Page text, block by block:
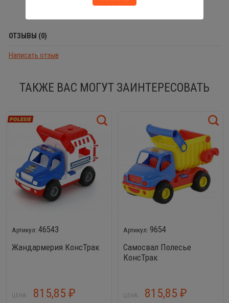
ОТЗЫВЫ (0)
Написать отзыв
ТАКЖЕ ВАС МОГУТ ЗАИНТЕРЕСОВАТЬ
46543
Жандармерия КонсТрак
ЦЕНА: 815,85 ₽
9654
Самосвал Полесье
КонсТрак
ЦЕНА: 815,85 ₽